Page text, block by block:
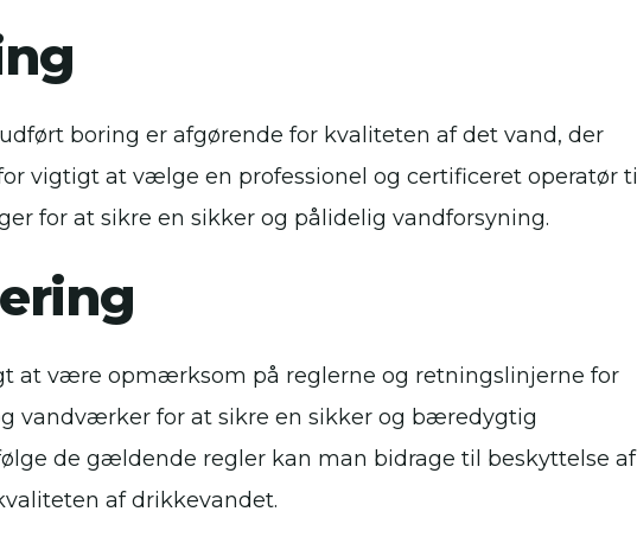
boring er afgørende for kvaliteten af det vand, der
vigtigt at vælge en professionel og certificeret operatør til
for at sikre en sikker og pålidelig vandforsyning.
at være opmærksom på reglerne og retningslinjerne for
vandværker for at sikre en sikker og bæredygtig
de gældende regler kan man bidrage til beskyttelse af
af drikkevandet.